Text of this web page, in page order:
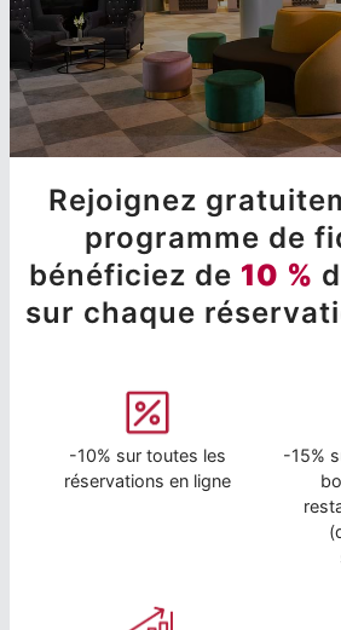
Rejoignez
programme de
bénéficiez de 10 %
sur chaque
-10% sur toutes les
réservations en ligne
-15%